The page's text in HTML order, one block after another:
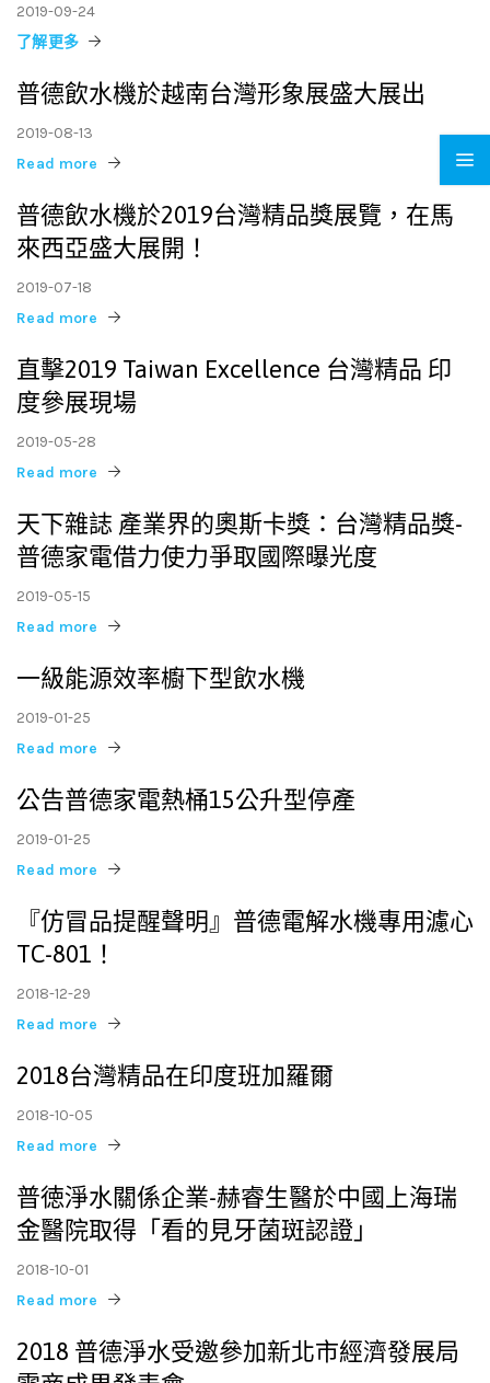
2019-09-24
了解更多
普德飲水機於越南台灣形象展盛大展出
2019-08-13
Read more
普德飲水機於2019台灣精品獎展覽，在馬
來西亞盛大展開！
2019-07-18
Read more
直擊2019 Taiwan Excellence 台灣精品 印
度參展現場
2019-05-28
Read more
天下雜誌 產業界的奧斯卡獎：台灣精品獎-
普德家電借力使力爭取國際曝光度
2019-05-15
Read more
一級能源效率櫥下型飲水機
2019-01-25
Read more
公告普德家電熱桶15公升型停產
2019-01-25
Read more
『仿冒品提醒聲明』普德電解水機專用濾心
TC-801！
2018-12-29
Read more
2018台灣精品在印度班加羅爾
2018-10-05
Read more
普徳淨水關係企業-赫睿生醫於中國上海瑞
金醫院取得「看的見牙菌斑認證」
2018-10-01
Read more
2018 普德淨水受邀參加新北市經濟發展局